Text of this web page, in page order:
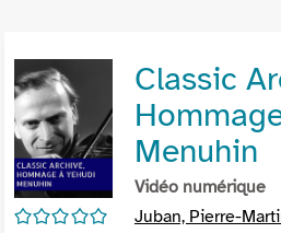
/5
Classic
Menuhin
Vidéo numérique
Juban, Pierre-